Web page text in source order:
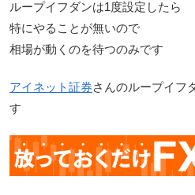
ループイフダンは1度設定したら
特にやることが無いので
相場が動くのを待つのみです
アイネット証券さんのループイフ
す